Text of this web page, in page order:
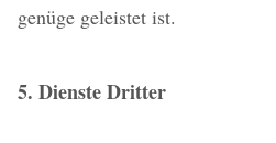
genüge geleistet ist.
5. Dienste Dritter